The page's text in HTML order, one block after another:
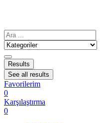
Results
See all results
Favorilerim
0
Karşılaştırma
0